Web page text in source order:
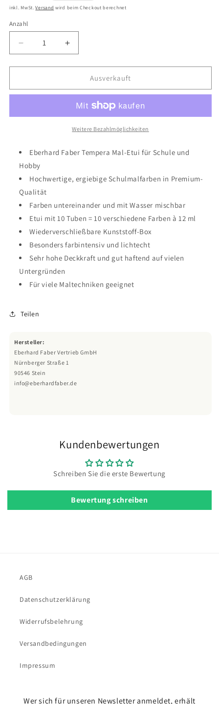
Preis
inkl. MwSt.Versand wird beim Checkout berechnet
Anzahl
Verringere
die
Menge
Eberhard
Schulmalfarben
Tempera
/
Erhöhe
die
Menge
Eberhard
Schulmalfarben
Tempera
10er
/
Ausverkauft
Weitere Bezahlmöglichkeiten
Eberhard Faber Tempera Mal-Etui für Schule und
Hobby
Hochwertige, ergiebige Schulmalfarben in Premium-
Qualität
Farben untereinander und mit Wasser mischbar
Etui mit 10 Tuben = 10 verschiedene Farben à 12 ml
Wiederverschließbare Kunststoff-Box
Besonders farbintensiv und lichtecht
Sehr hohe Deckkraft und gut haftend auf vielen
Untergründen
Für viele Maltechniken geeignet
Teilen
Hersteller:
Eberhard Faber Vertrieb GmbH
Nürnberger Straße 1
90546 Stein
info@eberhardfaber.de
Kundenbewertungen
Schreiben Sie die erste Bewertung
Bewertung schreiben
AGB
Datenschutzerklärung
Widerrufsbelehrung
Versandbedingungen
Impressum
Wer sich für unseren Newsletter anmeldet, erhält